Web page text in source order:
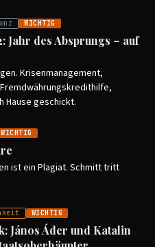
WICHTIG
Jahr des Absprungs – auf
Krisenmanagement,
Hause geschickt.
WICHTIG
ist ein Plagiat. Schmitt tritt
WICHTIG
János Áder und Katalin